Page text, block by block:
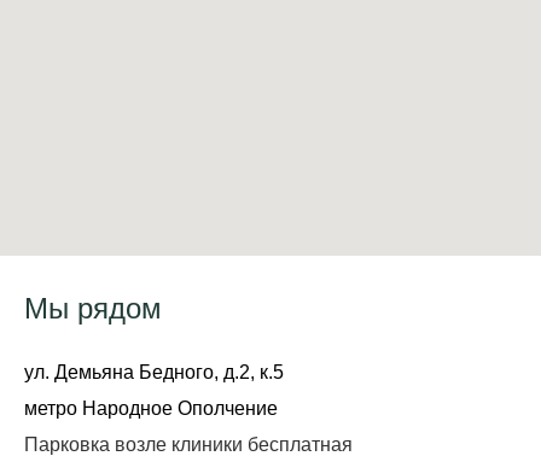
Мы рядом
ул. Демьяна Бедного, д.2, к.5
метро Народное Ополчение
Парковка возле клиники бесплатная